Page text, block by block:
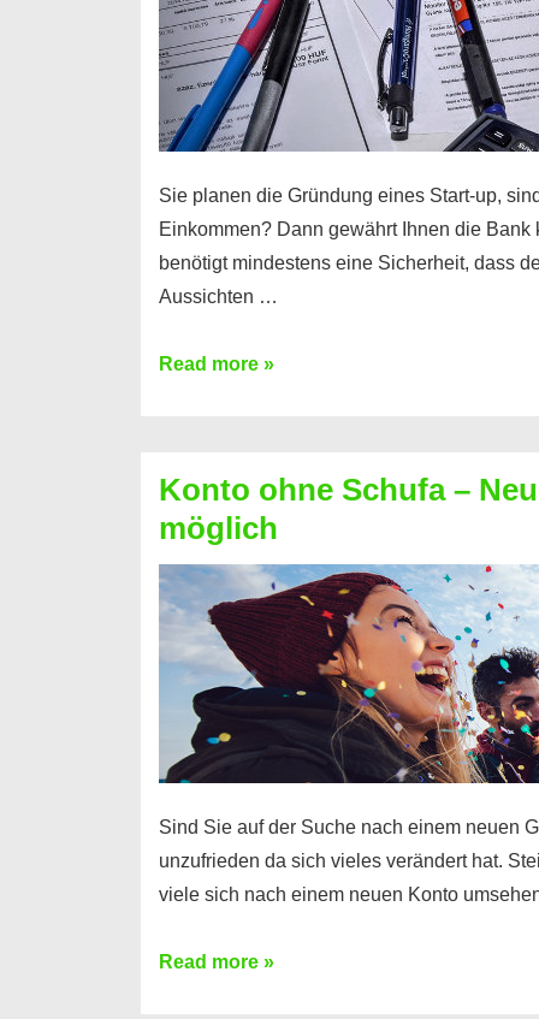
Sie planen die Gründung eines Start-up,
Einkommen? Dann gewährt Ihnen die
benötigt mindestens eine Sicherheit, dass
Aussichten …
Mit
Sie
einen
Kredit
ohne
Einkommensnachweis
Read more »
Konto ohne Schufa –
möglich
Sind Sie auf der Suche nach einem neuen
unzufrieden da sich vieles verändert hat.
viele sich nach einem neuen Konto
Konto
Read more »